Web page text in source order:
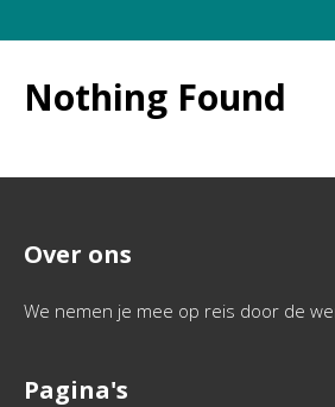
Nothing Found
Over ons
We nemen je mee op reis door de
Pagina's